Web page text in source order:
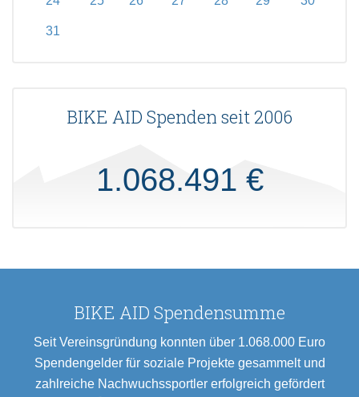
31
BIKE AID Spenden seit 2006
1.068.491 €
BIKE AID Spendensumme
Seit Vereinsgründung konnten über 1.068.000 Euro
Spendengelder für soziale Projekte gesammelt und
zahlreiche Nachwuchssportler erfolgreich gefördert